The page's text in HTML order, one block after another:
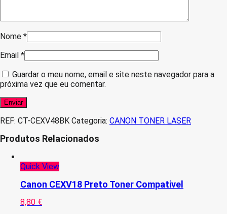
Nome *
Email *
Guardar o meu nome, email e site neste navegador para a
próxima vez que eu comentar.
REF: CT-CEXV48BK Categoria: CANON TONER LASER
Produtos Relacionados
Quick View
Canon CEXV18 Preto Toner Compativel
8,80 €